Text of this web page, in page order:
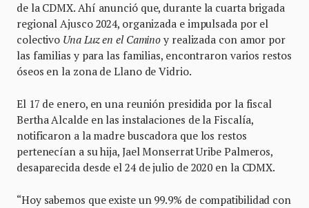
de la CDMX. Ahí anunció que, durante la cuarta brigada
regional Ajusco 2024, organizada e impulsada por el
colectivo Una Luz en el Camino y realizada con amor por
las familias y para las familias, encontraron varios restos
óseos en la zona de Llano de Vidrio.
El 17 de enero, en una reunión presidida por la fiscal
Bertha Alcalde en las instalaciones de la Fiscalía,
notificaron a la madre buscadora que los restos
pertenecían a su hija, Jael Monserrat Uribe Palmeros,
desaparecida desde el 24 de julio de 2020 en la CDMX.
“Hoy sabemos que existe un 99.9% de compatibilidad con